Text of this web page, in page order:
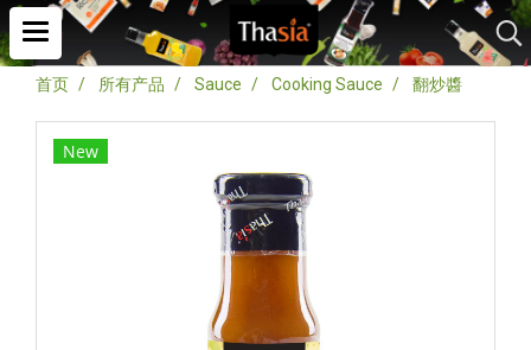
首页 所有产品 Sauce Cooking Sauce 翻炒醬
New